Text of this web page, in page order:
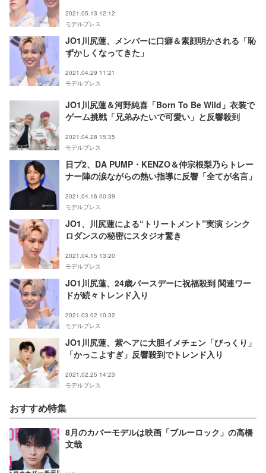
2021.05.13 12:12
モデルプレス
JO1川尻蓮、メンバーに口癖＆素顔明かされる「恥
ずかしくなってきた」
2021.04.29 11:21
モデルプレス
JO1川尻蓮＆河野純喜「Born To Be Wild」衣装で
ゲーム挑戦「兄弟みたいで可愛い」と反響殺到
2021.04.28 15:35
モデルプレス
日プ2、DA PUMP・KENZO＆仲宗根梨乃らトレー
ナー陣の涙ながらの熱い指導に反響「全てが名言」
2021.04.16 00:39
モデルプレス
JO1、川尻蓮による“トリートメント”実演 シンク
ロダンスの秘密にスタジオ驚き
2021.04.15 13:20
モデルプレス
JO1川尻蓮、24歳バースデーに祝福殺到 関連ワー
ドが続々トレンド入り
2021.03.02 10:32
モデルプレス
JO1川尻蓮、紫ヘアに大胆イメチェン「びっくり」
「かっこよすぎ」反響殺到でトレンド入り
2021.02.25 14:23
モデルプレス
おすすめ特集
8月のカバーモデルは映画「ブルーロック」の高橋
文哉